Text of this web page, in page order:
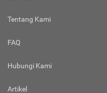
Tentang Kami
FAQ
Hubungi Kami
Artikel